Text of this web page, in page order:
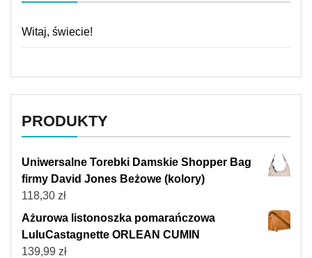
Witaj, świecie!
PRODUKTY
Uniwersalne Torebki Damskie Shopper Bag
firmy David Jones Beżowe (kolory)
118,30 zł
Ażurowa listonoszka pomarańczowa
LuluCastagnette ORLEAN CUMIN
139,99 zł